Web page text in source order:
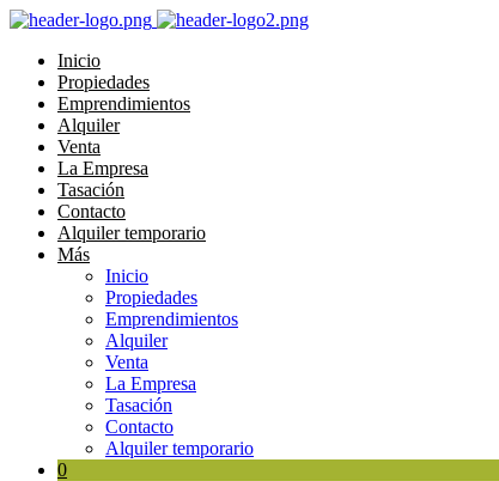
Inicio
Propiedades
Emprendimientos
Alquiler
Venta
La Empresa
Tasación
Contacto
Alquiler temporario
Más
Inicio
Propiedades
Emprendimientos
Alquiler
Venta
La Empresa
Tasación
Contacto
Alquiler temporario
0